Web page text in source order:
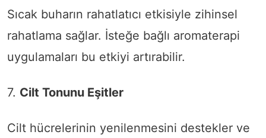
Sıcak buharın rahatlatıcı etkisiyle zihinsel
rahatlama sağlar. İsteğe bağlı aromaterapi
uygulamaları bu etkiyi artırabilir.
7. Cilt Tonunu Eşitler
Cilt hücrelerinin yenilenmesini destekler ve